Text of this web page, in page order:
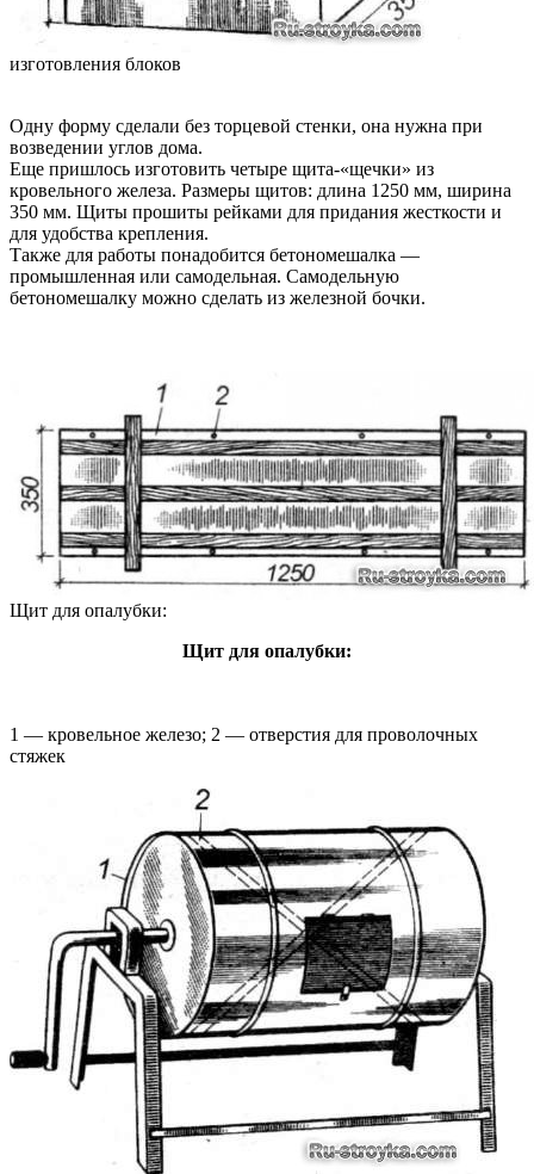
изготовления блоков
Одну форму сделали без торцевой стенки, она нужна при
возведении углов дома.
Еще пришлось изготовить четыре щита-«щечки» из
кровельного железа. Размеры щитов: длина 1250 мм, ширина
350 мм. Щиты прошиты рейками для придания жесткости и
для удобства крепления.
Также для работы понадобится бетономешалка —
промышленная или самодельная. Самодельную
бетономешалку можно сделать из железной бочки.
Щит для опалубки:
Щит для опалубки:
1 — кровельное железо; 2 — отверстия для проволочных
стяжек